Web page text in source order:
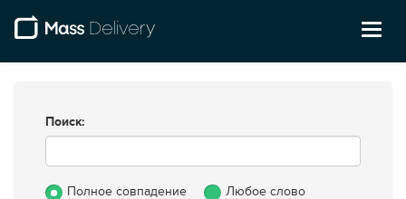
Поиск:
Полное совпадение Любое слово